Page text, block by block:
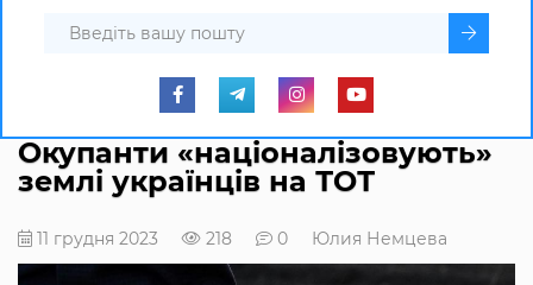
Окупанти «націоналізовують»
землі українців на ТОТ
11 грудня 2023 218 0 Юлия Немцева